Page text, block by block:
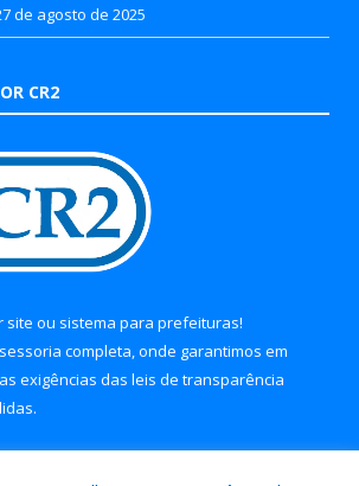
de agosto de 2025
CR2
site ou sistema para prefeituras!
completa, onde garantimos em
exigências das leis de transparência